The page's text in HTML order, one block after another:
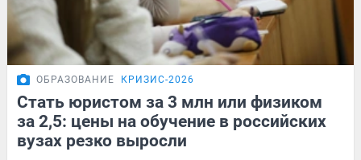
ОБРАЗОВАНИЕ КРИЗИС-2026
Стать юристом за 3 млн или физиком
за 2,5: цены на обучение в российских
вузах резко выросли